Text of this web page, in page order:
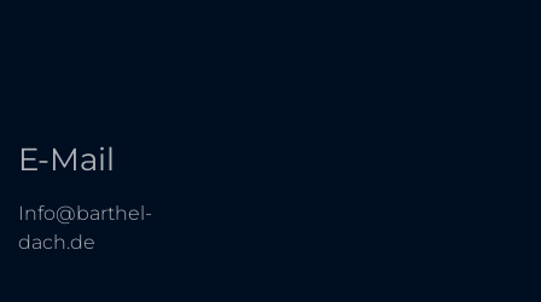
E-Mail
Info@barthel-
dach.de